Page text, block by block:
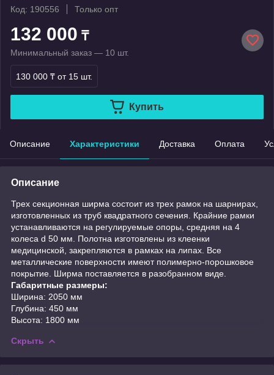
Код: 190556
Только опт
132 000 ₸
Минимальный заказ — 10 шт.
130 000 ₸ от 15 шт.
Купить
Описание Характеристики Доставка Оплата
Описание
Трех секционная ширма состоит из трех рамок на шарнирах,
изготовленных из труб квадратного сечения. Крайние рамки
устанавливаются на регулируемые опоры, средняя на 4
колеса d 50 мм. Полотна изготовлены из клеенки
медицинской, закрепляются в рамках на липах. Все
металлические поверхности имеют полимерно-порошковое
покрытие. Ширма поставляется в разобранном виде.
Габаритные размеры:
Ширина: 2050 мм
Глубина: 450 мм
Высота: 1800 мм
Скрыть